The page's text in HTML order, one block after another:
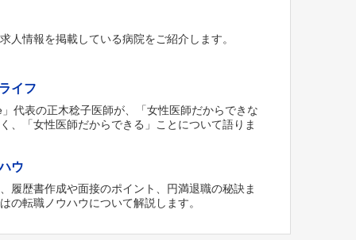
人情報を掲載している病院をご紹介します。
イフ
」代表の正木稔子医師が、「女性医師だからできな
、「女性医師だからできる」ことについて語りま
ウ
履歴書作成や面接のポイント、円満退職の秘訣ま
の転職ノウハウについて解説します。